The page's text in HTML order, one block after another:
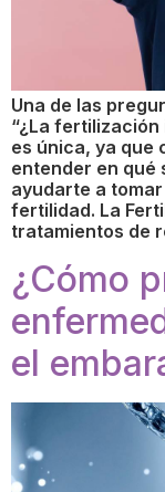
Una de las
“¿La
es única, ya que
entender en qué
ayudarte a
fertilidad. La
tratamientos de
¿Cómo
el